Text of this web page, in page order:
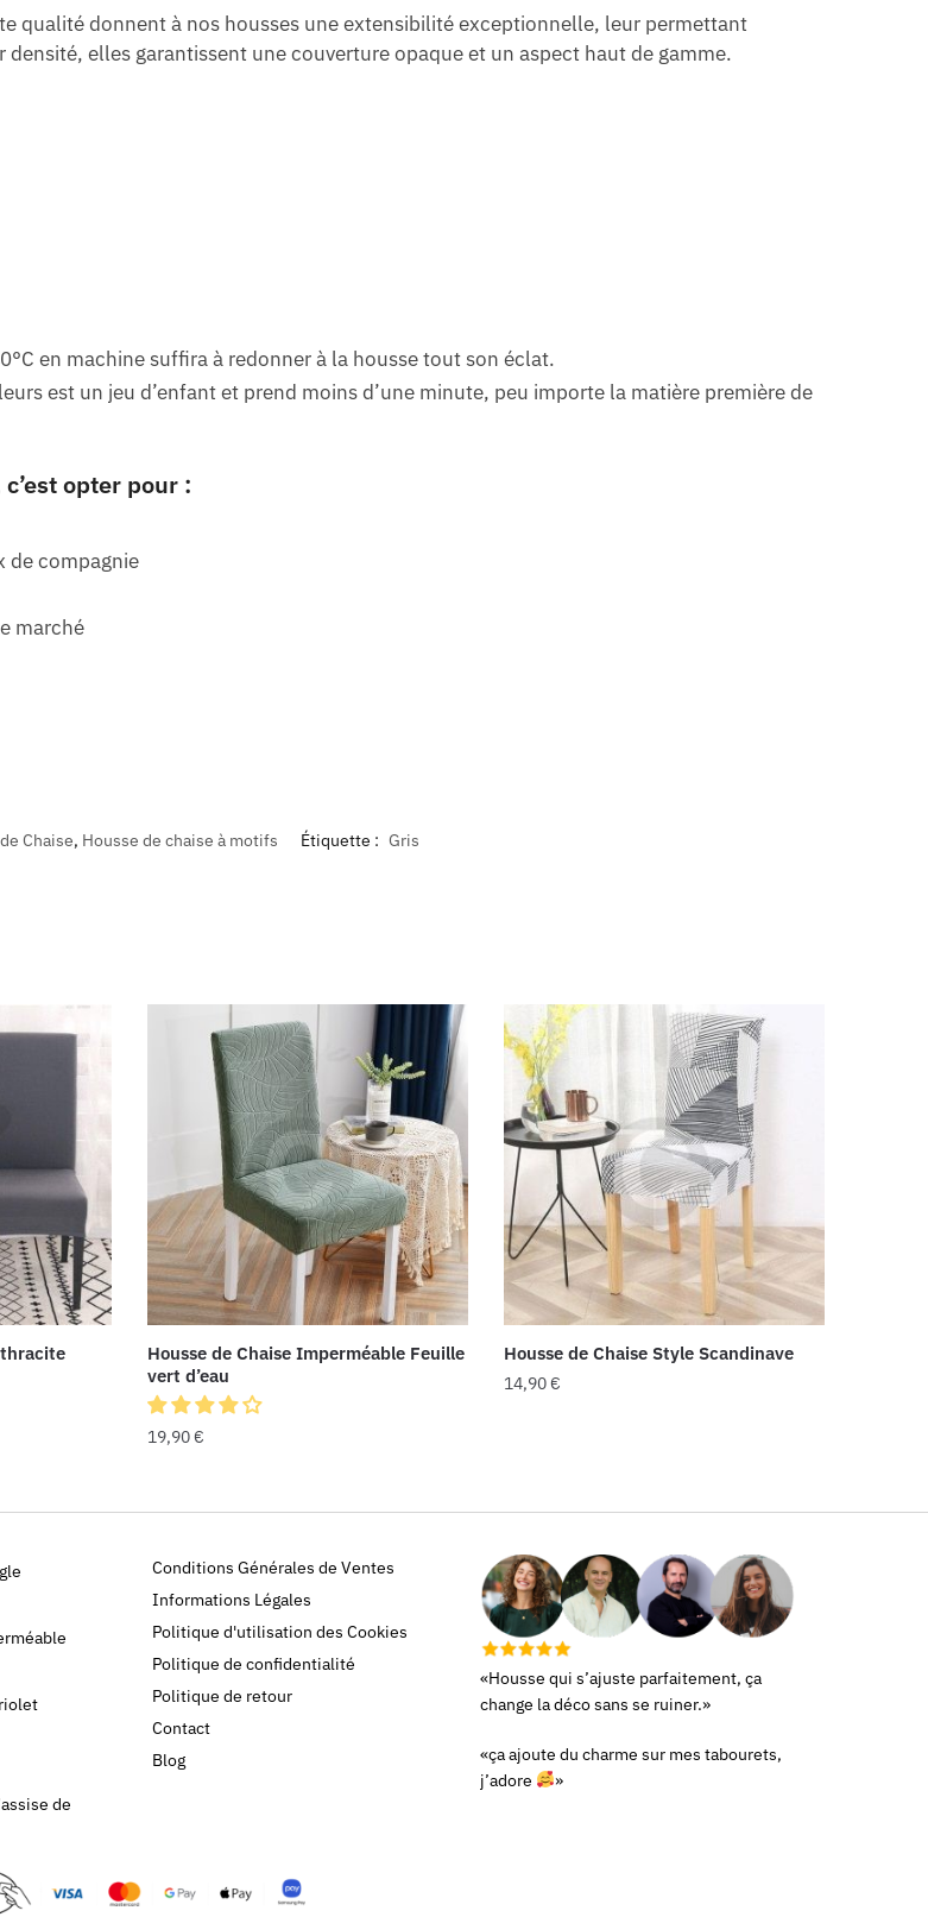
qualité donnent à nos housses une extensibilité exceptionnelle, leur permettant
densité, elles garantissent une couverture opaque et un aspect haut de gamme.
en machine suffira à redonner à la housse tout son éclat.
est un jeu d’enfant et prend moins d’une minute, peu importe la matière première de
opter pour :
de compagnie
marché
Chaise, Housse de chaise à motifs Étiquette : Gris
Housse de Chaise Imperméable Feuille
vert d’eau
19,90€
Housse de Chaise Style Scandinave
14,90€
de
Conditions Générales de Ventes
Informations Légales
Politique d'utilisation des Cookies
Politique de confidentialité
Politique de retour
Contact
Blog
«Housse qui s’ajuste parfaitement, ça
change la déco sans se ruiner.»
«ça ajoute du charme sur mes tabourets,
j’adore
»